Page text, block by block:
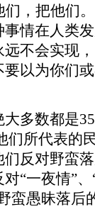
，把他们
情在人类
不会实现
以为你们
多数都是
们所代表的
反对野蛮
“一夜情”
蛮愚昧落后